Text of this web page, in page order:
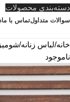
دسته‌بندی محصولات
سوالات متداولتماس با ما
خانه لباس زنانه
ناموجود